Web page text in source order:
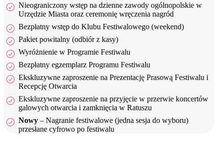
Nieograniczony wstęp na dzienne zawody ogólnopolskie w
Urzędzie Miasta oraz ceremonię wręczenia nagród
Bezpłatny wstęp do Klubu Festiwalowego (weekend)
Pakiet powitalny (odbiór z kasy)
Wyróżnienie w Programie Festiwalu
Bezpłatny egzemplarz Programu Festiwalu
Ekskluzywne zaproszenie na Prezentację Prasową Festiwalu i
Recepcję Otwarcia
Ekskluzywne zaproszenie na przyjęcie w przerwie koncertów
galowych otwarcia i zamknięcia w Ratuszu
Nowy – Nagranie festiwalowe (jedna sesja do wyboru)
przesłane cyfrowo po festiwalu